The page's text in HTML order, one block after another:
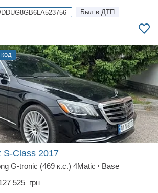
Был в ДТП
S-Class 2017
G-tronic (469 к.с.) 4Matic • Base
525 грн